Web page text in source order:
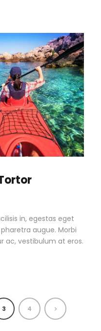
in, egestas eget
augue. Morbi
ac, vestibulum at eros.
3 4